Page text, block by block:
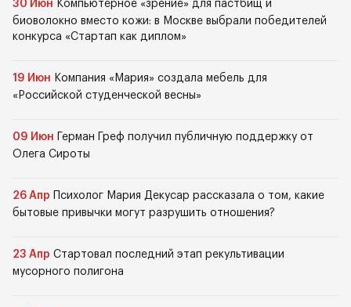
30 Июн Компьютерное «зрение» для пастбищ и
биоволокно вместо кожи: в Москве выбрали победителей
конкурса «Стартап как диплом»
19 Июн Компания «Мария» создала мебель для
«Российской студенческой весны»
09 Июн
Герман Греф получил публичную поддержку от
Олега Сироты
26 Апр
Психолог Мария Декусар рассказала о том, какие
бытовые привычки могут разрушить отношения?
23 Апр Стартовал последний этап рекультивации
мусорного полигона